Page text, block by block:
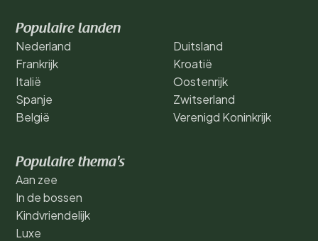
Populaire landen
Nederland
Frankrijk
Italië
Spanje
België
Duitsland
Kroatië
Oostenrijk
Zwitserland
Verenigd Koninkrijk
Populaire thema's
Aan zee
In de bossen
Kindvriendelijk
Luxe